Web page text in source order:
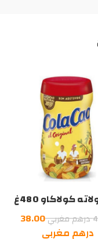
كولاكاو 480غ
درهم مغربيالسعر
الأصلي
38.00
درهم مغربي